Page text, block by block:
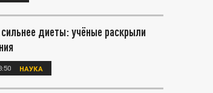
диеты: учёные раскрыли
НАУКА